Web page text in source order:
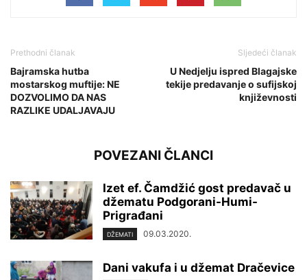
Prethodni članak
Bajramska hutba
mostarskog muftije: NE
DOZVOLIMO DA NAS
RAZLIKE UDALJAVAJU
Sljedeći članak
U Nedjelju ispred Blagajske
tekije predavanje o sufijskoj
književnosti
POVEZANI ČLANCI
Izet ef. Čamdžić gost predavač u
džematu Podgorani-Humi-
Prigrađani
DŽEMATI 09.03.2020.
Dani vakufa i u džemat Dračevice